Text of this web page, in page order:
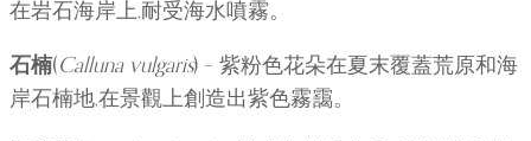
在岩石海岸上,耐受海水噴霧。
石楠(Calluna vulgaris) – 紫粉色花朵在夏末覆蓋荒原和海
岸石楠地,在景觀上創造出紫色霧靄。